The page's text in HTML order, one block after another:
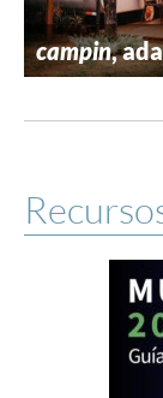
campin,